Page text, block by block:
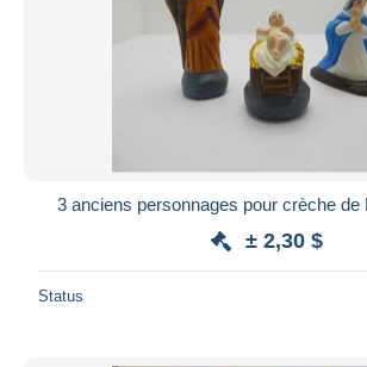
3 anciens personnages pour crèche de
± 2,30 $
Status